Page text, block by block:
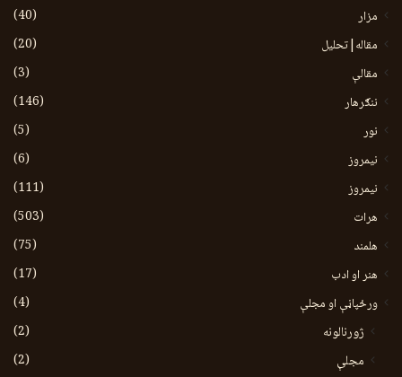
مزار
(40)
مقاله|تحلیل
(20)
مقالې
(3)
ننګرهار
(146)
نور
(5)
نيمروز
(6)
نیمروز
(111)
هرات
(503)
هلمند
(75)
هنر او ادب
(17)
ورځپاڼې او مجلې
(4)
ژورنالونه
(2)
مجلې
(2)